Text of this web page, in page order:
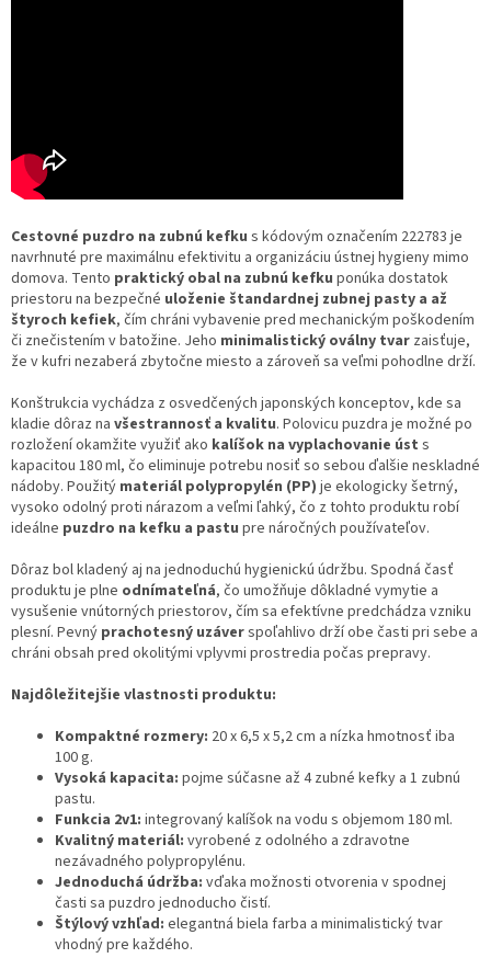
Cestovné puzdro na zubnú kefku s kódovým označením 222783 je
navrhnuté pre maximálnu efektivitu a organizáciu ústnej hygieny mimo
domova. Tento praktický obal na zubnú kefku ponúka dostatok
priestoru na bezpečné uloženie štandardnej zubnej pasty a až
štyroch kefiek, čím chráni vybavenie pred mechanickým poškodením
či znečistením v batožine. Jeho minimalistický oválny tvar zaisťuje,
že v kufri nezaberá zbytočne miesto a zároveň sa veľmi pohodlne drží.
Konštrukcia vychádza z osvedčených japonských konceptov, kde sa
kladie dôraz na všestrannosť a kvalitu. Polovicu puzdra je možné po
rozložení okamžite využiť ako kalíšok na vyplachovanie úst s
kapacitou 180 ml, čo eliminuje potrebu nosiť so sebou ďalšie neskladné
nádoby. Použitý materiál polypropylén (PP) je ekologicky šetrný,
vysoko odolný proti nárazom a veľmi ľahký, čo z tohto produktu robí
ideálne puzdro na kefku a pastu pre náročných používateľov.
Dôraz bol kladený aj na jednoduchú hygienickú údržbu. Spodná časť
produktu je plne odnímateľná, čo umožňuje dôkladné vymytie a
vysušenie vnútorných priestorov, čím sa efektívne predchádza vzniku
plesní. Pevný prachotesný uzáverspoľahlivo drží obe časti pri sebe a
chráni obsah pred okolitými vplyvmi prostredia počas prepravy.
Najdôležitejšie vlastnosti produktu:
Kompaktné rozmery: 20 x 6,5 x 5,2 cm a nízka hmotnosť iba
100 g.
Vysoká kapacita: pojme súčasne až 4 zubné kefky a 1 zubnú
pastu.
Funkcia 2v1: integrovaný kalíšok na vodu s objemom 180 ml.
Kvalitný materiál: vyrobené z odolného a zdravotne
nezávadného polypropylénu.
Jednoduchá údržba: vďaka možnosti otvorenia v spodnej
časti sa puzdro jednoducho čistí.
Štýlový vzhľad: elegantná biela farba a minimalistický tvar
vhodný pre každého.